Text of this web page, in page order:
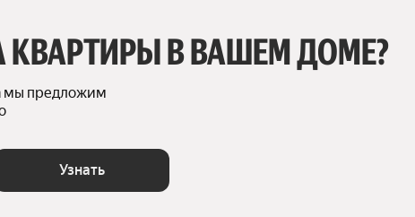
КВАРТИРЫ В ВАШЕМ ДОМЕ?
мы предложим
Узнать